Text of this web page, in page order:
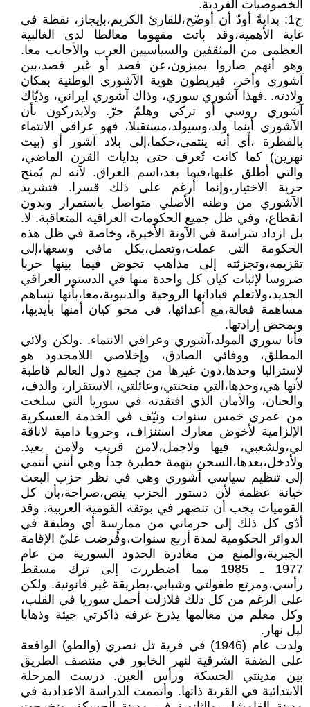
الخصوصيات الفردية.
ج1: بدايةً أودّ أن أوضّح،للقارئ الكريم،بإيجاز، نقطة في
غاية الأهمية،وقد باتت مفهوما مغالطا لدى الغالبية
العظمى من المثقفين والسياسيين العرب والأجانب معا.
وهو أنهم صاروا يميزون،عن قصد أو غير قصد،بين
آشوري وأخر، فيربطون هوية الآشوري الوطنية بمكان
ولادته. .فهذا آشوري سوري، وذاك آشوري ايراني، وذيّاك
آشوري روسي أو تركي وهلمّ جرّ. ولايدركون بأن
الآشوري أينما ولد،وسيولد،مستقبلا، فهو عراقي الانتماء
بالفطرة ،أي أنه ينتمي،حكما،إلى بلاد آشور أو (بيت
نهرين) كما كانت تُعرف حتى بدايات القرن الماضي،
والتي أطلق عليها،فيما بعد،اسم العراق. لآنه لم يُمنح
حرية الاختيار،وإنما أُرغم على ذلك قسرا. فتشريد
الآشوري من وطنه الأصلي متواصل باستمرار وبدون
انقطاع، وفي ظل جميع الحكومات العراقية المتعاقبة. لا.
بل ازداد شراسة في الآونة الأخيرة، وخاصة في ظل هذه
الحكومة التي عملت،وتعمل،بكل مافي وسعها،إلى
تقزيمه،وتجزئته إلى مذاهب تخوض فيما بينها حربا
ضروسا لإثبات كيان كل واحدة منها في الدستور العراقي
الجديد،ولاتعلم قياداتها الروحية والدنيوية،معا،بأنها تساهم
مساهمة فعالة،مع أعدائها، في محو كيان أمنها بأيديها،
وبمحض إرادتها.
فأنا سوري المولد،آشوري وعراقي الانتماء. .ولكن ولائي
المطلق، ووفائي الصادق، وإخلاصي اللامحدود هو
لاستراليا وحدها،دون غيرها من جميع دول العالم قاطبة
لأنها هي،وحدها،التي منحنتي،وعائلتي، الاستقرار، والدف،
والحنان، والأمان الذي افتقدته في سوريا التي سلخت
من عمري خمس سنوات ونيّف في الخدمة العسكرية
الإلزامية لأخوض معارك استنزاف، وحروبا دامية لاناقة
لي،ولشعبي، فيها ولاجمل،لامن قريب ولامن بعيد.
ولأدخل،بعدها،السجن بتهمة خطيرة جدأ وهي أنني أنتمي
إلى تنظيم سياسي آشوري وهي في نظر حزب البعث
خيانة عظمة لأن دستور الحزب ينص،صراحة،بأن كل
القوميات يجب أن تنصهر في بوتقة القومية العربية. وقد
أدّى كل ذلك إلى حرماني من ممارسة أي وظيفة في
الدوائر الحكومية لمدة أربع سنوات،وفُرضت عليّ الإقامة
الجبرية،والمنع من مغادرة الحدود السورية من عام
1977 ـ 1985 مما اضطررت إلى ترك مسقط
رأسي،ومرتع طفولتي وشبابي،بطريقة غير قانونية. ولكن
على الرغم من كل ذلك فلازلت أحمل سوريا في القلب،
وكل معلم من معالمها يذرع غرفة ذاكرتي جيئة وذهابا
ليل نهار.
ولدت عام (1946) في قرية تل نصري (والطو) الواقعة
على الضفة الشرقية لنهر الخابور في منتصف الطريق
بين مدينتي الحسكة ورأس العين. درست المرحلة
الابتدائية في القرية ذاتها. وأتممت الدراسة الاعدادية في